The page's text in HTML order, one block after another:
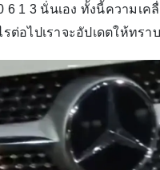
6 1 3 นั่นเอง ทั้งนี้ความเคลื่
รต่อไปเราจะอัปเดตให้ทร